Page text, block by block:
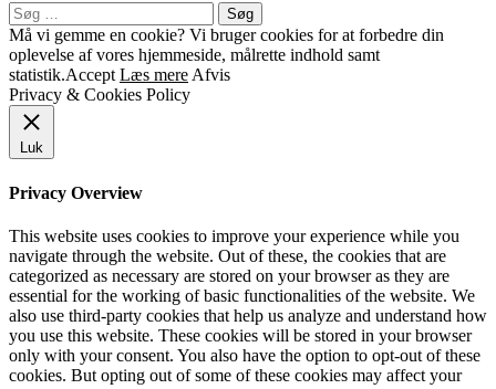
Søg
efter:
Sekundær
menu
Må vi gemme en cookie? Vi bruger cookies for at forbedre din
oplevelse af vores hjemmeside, målrette indhold samt
statistik.Accept Læs mere Afvis
Privacy & Cookies Policy
Luk
Privacy Overview
This website uses cookies to improve your experience while you
navigate through the website. Out of these, the cookies that are
categorized as necessary are stored on your browser as they are
essential for the working of basic functionalities of the website. We
also use third-party cookies that help us analyze and understand how
you use this website. These cookies will be stored in your browser
only with your consent. You also have the option to opt-out of these
cookies. But opting out of some of these cookies may affect your